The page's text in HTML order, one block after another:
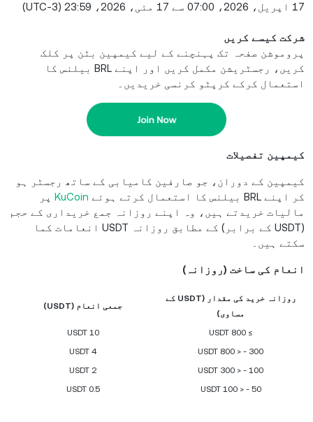
17 اپریل، 2026، 07:00 سے 17 مئی، 2026، 23:59 (UTC-3)
شرکت کیسے کریں
پروموشن صفحہ تک پہنچنے کے لیے کیمپین بٹن پر کلک
کریں، رجسٹریشن مکمل کریں اور اپنے BRL بیلنس کا
استعمال کرکے کرپٹو کرنسی خریدیں۔
کیمپین تفصیلات
کیمپین کے دوران، جو صارفین کامیابی کے ساتھ رجسٹر ہو
کر اپنے BRL بیلنس کا استعمال کرتے ہوئے
KuCoin پر
مالیات خریدتے ہیں، وہ اپنے روزانہ جمع خریداری کے حجم
(USDT کے برابر) کے مطابق روزانہ USDT انعامات کما
سکتے ہیں۔
انعام کی ساخت (روزانہ)
روزانہ خرید کی مقدار (USDT کے
مساوی)
جمعی انعام (USDT)
≥ 800 USDT
10 USDT
300 - < 800 USDT
4 USDT
100 - < 300 USDT
2 USDT
50 - < 100 USDT
0.5 USDT